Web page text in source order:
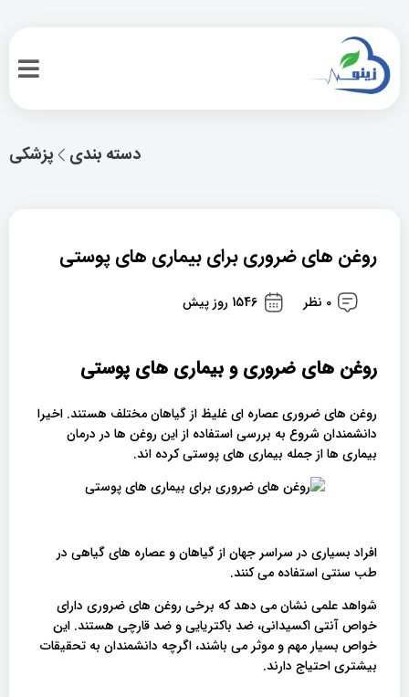
پزشکی دسته بندی
روغن های ضروری برای بیماری های پوستی
0 نظر 1546 روز پیش
روغن های ضروری و بیماری های پوستی
روغن های ضروری عصاره ای غلیظ از گیاهان مختلف هستند. اخیرا
دانشمندان شروع به بررسی استفاده از این روغن ها در درمان
بیماری ها از جمله بیماری های پوستی کرده اند.
افراد بسیاری در سراسر جهان از گیاهان و عصاره های گیاهی در
طب سنتی استفاده می کنند.
شواهد علمی نشان می دهد که برخی روغن های ضروری دارای
خواص آنتی اکسیدانی، ضد باکتریایی و ضد قارچی هستند. این
خواص بسیار مهم و موثر می باشند، اگرچه دانشمندان به تحقیقات
بیشتری احتیاج دارند.